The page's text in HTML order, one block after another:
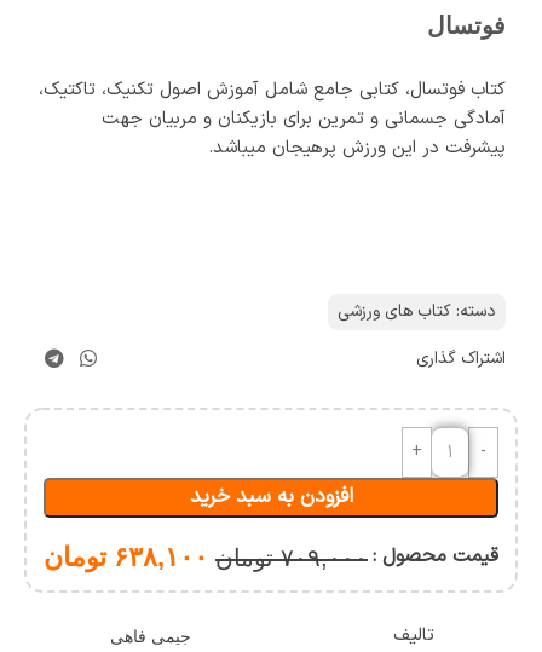
فوتسال
کتاب فوتسال، کتابی جامع شامل آموزش اصول تکنیک، تاکتیک،
آمادگی جسمانی و تمرین برای بازیکنان و مربیان جهت
پیشرفت در این ورزش پرهیجان میباشد.
دسته: کتاب های ورزشی
اشتراک گذاری
افزودن به سبد خرید
قیمت محصول :۷۰۹,۰۰۰ تومان ۶۳۸,۱۰۰ تومان
تالیف جیمی فاهی